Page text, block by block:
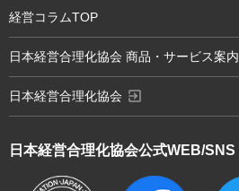
日本経営合理化協会公式WEB/SNS
経営コラムTOP
日本経営合理化協会 商品・サービス案内
日本経営合理化協会 exit_to_app